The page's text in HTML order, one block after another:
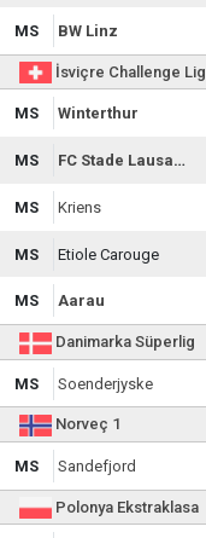
MS BW Linz
İsviçre Challenge Lig
MS Winterthur
MS FC Stade Lausanne-Ouchy
MS Kriens
MS Etiole Carouge
MS Aarau
Danimarka Süperlig
MS Soenderjyske
Norveç 1
MS Sandefjord
Polonya Ekstraklasa